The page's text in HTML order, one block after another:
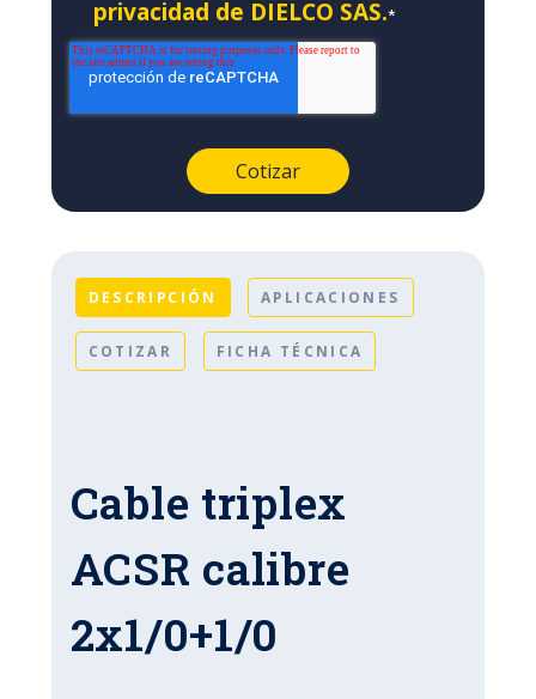
privacidad de DIELCO SAS.*
DESCRIPCIÓN APLICACIONES
COTIZAR FICHA TÉCNICA
Cable triplex
ACSR calibre
2x1/0+1/0